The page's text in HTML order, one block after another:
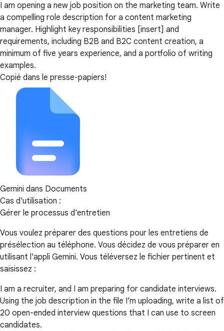
I am opening a new job position on the marketing team. Write
a compelling role description for a content marketing
manager. Highlight key responsibilities [insert] and
requirements, including B2B and B2C content creation, a
minimum of five years experience, and a portfolio of writing
examples.
Copié dans le presse-papiers!
Gemini dans Documents
Cas d'utilisation :
Gérer le processus d'entretien
Vous voulez préparer des questions pour les entretiens de
présélection au téléphone. Vous décidez de vous préparer en
utilisant l'appli Gemini. Vous téléversez le fichier pertinent et
saisissez :
I am a recruiter, and I am preparing for candidate interviews.
Using the job description in the file I’m uploading, write a list of
20 open-ended interview questions that I can use to screen
candidates.